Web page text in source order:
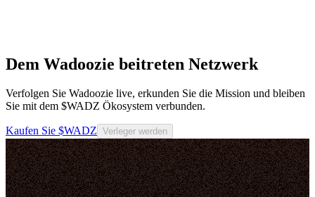
Dem Wadoozie beitreten Netzwerk
Verfolgen Sie Wadoozie live, erkunden Sie die Mission und bleiben
Sie mit dem $WADZ Ökosystem verbunden.
Kaufen Sie $WADZ Verleger werden